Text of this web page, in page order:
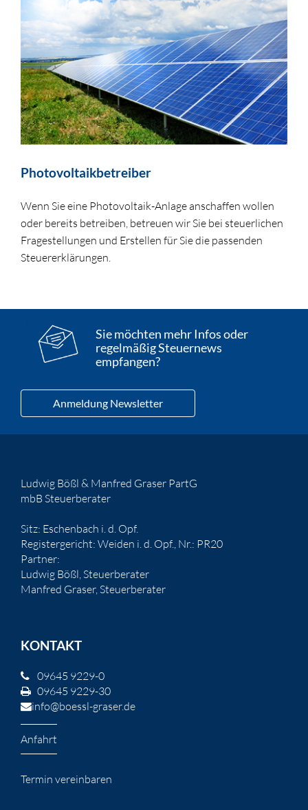
Photovoltaikbetreiber
Wenn Sie eine Photovoltaik-Anlage anschaffen wollen
oder bereits betreiben, betreuen wir Sie bei steuerlichen
Fragestellungen und Erstellen für Sie die passenden
Steuererklärungen.
Sie möchten mehr Infos oder
regelmäßig Steuernews
empfangen?
Anmeldung Newsletter
Ludwig Bößl & Manfred Graser PartG
mbB Steuerberater
Sitz: Eschenbach i. d. Opf.
Registergericht: Weiden i. d. Opf., Nr.: PR20
Partner:
Ludwig Bößl, Steuerberater
Manfred Graser, Steuerberater
KONTAKT
09645 9229-0
09645 9229-30
info@boessl-graser.de
Anfahrt
Termin vereinbaren